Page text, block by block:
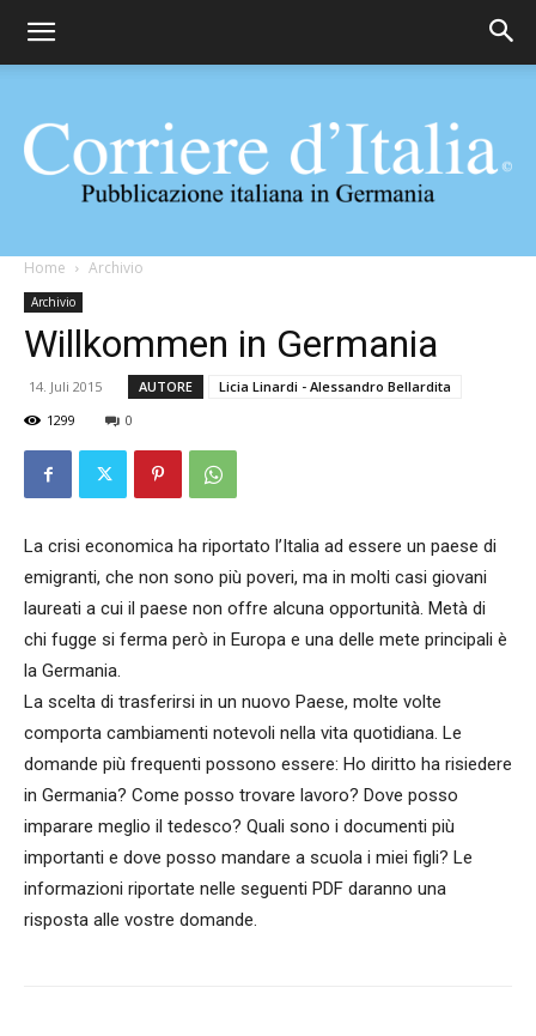
Corriere
d'Italia
Home Archivio
Archivio
Willkommen in Germania
14. Juli 2015 AUTORE
Licia Linardi - Alessandro Bellardita
1299
0
La crisi economica ha riportato l’Italia ad essere un paese di
emigranti, che non sono più poveri, ma in molti casi giovani
laureati a cui il paese non offre alcuna opportunità. Metà di
chi fugge si ferma però in Europa e una delle mete principali è
la Germania.
La scelta di trasferirsi in un nuovo Paese, molte volte
comporta cambiamenti notevoli nella vita quotidiana. Le
domande più frequenti possono essere: Ho diritto ha risiedere
in Germania? Come posso trovare lavoro? Dove posso
imparare meglio il tedesco? Quali sono i documenti più
importanti e dove posso mandare a scuola i miei figli? Le
informazioni riportate nelle seguenti PDF daranno una
risposta alle vostre domande.